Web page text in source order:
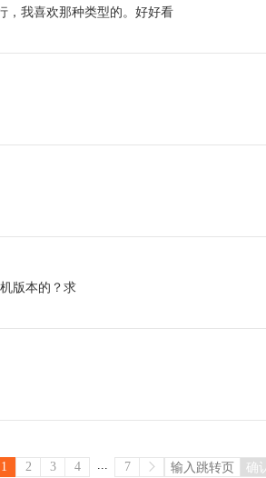
，我喜欢那种类型的。好好看
版本的？求
1 2 3 4 ... 7 确